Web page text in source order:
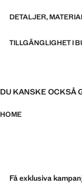
DETALJER,
TILLGÄNGLIGHET I
DU KANSKE OCKSÅ
HOME
Få exklusiva